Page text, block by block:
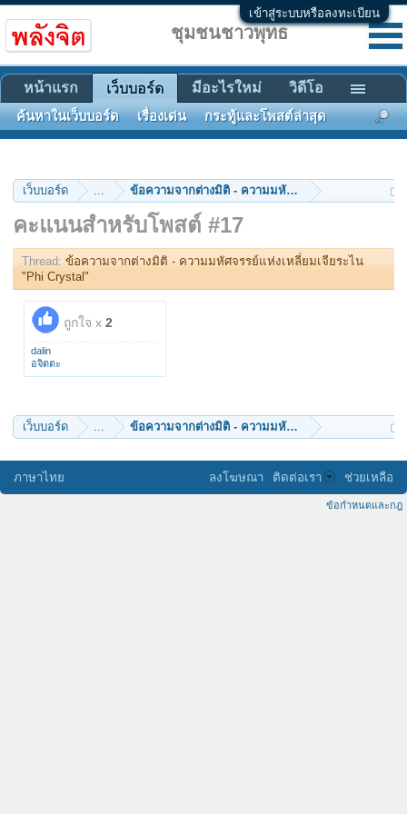
เข้าสู่ระบบหรือลงทะเบียน
เว็บบอร์ด ... ข้อความจากต่างมิติ - ความมหัศจรรย์แห่งเหลี่ยมเจียร
คะแนนสำหรับโพสต์ #17
Thread: ข้อความจากต่างมิติ - ความมหัศจรรย์แห่งเหลี่ยมเจียระไน
"Phi Crystal"
ถูกใจ x 2
dalin
อจิตตะ
เว็บบอร์ด ... ข้อความจากต่างมิติ - ความมหัศจรรย์แห่งเหลี่ยมเจียร
ชุมชนชาวพุทธ
หน้าแรก เว็บบอร์ด
ค้นหาในเว็บบอร์ด เรื่องเด่น กระทู้และโพสต์ล่าสุด
มีอะไรใหม่ วิดีโอ
ภาษาไทย ลงโฆษณา ติดต่อเรา ช่วยเหลือ
ข้อกำหนดและกฎ